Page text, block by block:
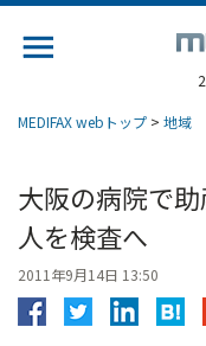
MEDIFAX webトップ > 地域
大阪の病院で
人を検査へ
2011年9月14日 13:50